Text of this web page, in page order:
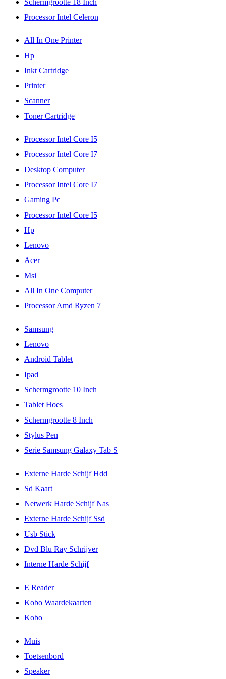
Schermgrootte 18 Inch
Processor Intel Celeron
All In One Printer
Hp
Inkt Cartridge
Printer
Scanner
Toner Cartridge
Processor Intel Core I5
Processor Intel Core I7
Desktop Computer
Processor Intel Core I7
Gaming Pc
Processor Intel Core I5
Hp
Lenovo
Acer
Msi
All In One Computer
Processor Amd Ryzen 7
Samsung
Lenovo
Android Tablet
Ipad
Schermgrootte 10 Inch
Tablet Hoes
Schermgrootte 8 Inch
Stylus Pen
Serie Samsung Galaxy Tab S
Externe Harde Schijf Hdd
Sd Kaart
Netwerk Harde Schijf Nas
Externe Harde Schijf Ssd
Usb Stick
Dvd Blu Ray Schrijver
Interne Harde Schijf
E Reader
Kobo Waardekaarten
Kobo
Muis
Toetsenbord
Speaker